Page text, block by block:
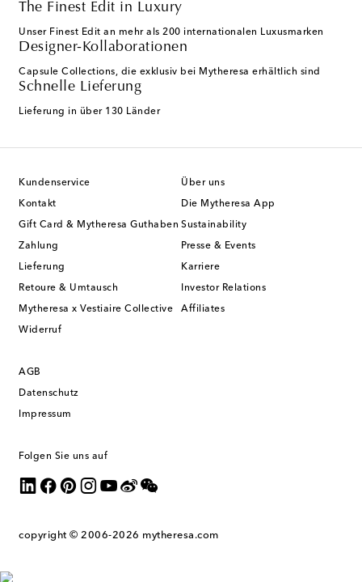
The Finest Edit in Luxury
Unser Finest Edit an mehr als 200 internationalen Luxusmarken
Designer-Kollaborationen
Capsule Collections, die exklusiv bei Mytheresa erhältlich sind
Schnelle Lieferung
Lieferung in über 130 Länder
Kundenservice
Kontakt
Gift Card & Mytheresa Guthaben
Zahlung
Lieferung
Retoure & Umtausch
Mytheresa x Vestiaire Collective
Widerruf
Über uns
Die Mytheresa App
Sustainability
Presse & Events
Karriere
Investor Relations
Affiliates
AGB
Datenschutz
Impressum
Folgen Sie uns auf
copyright © 2006-2026 mytheresa.com